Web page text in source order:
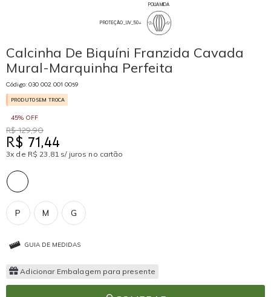
PROTEÇÃO_UV_50+
POLIAMIDA
Calcinha De Biquíni Franzida Cavada
Mural-Marquinha Perfeita
Código: 030 002 001 0059
PRODUTO SEM TROCA
45% OFF
R$ 129,90
R$ 71,44
3x de R$ 23,81 s/ juros no cartão
G
M
P
GUIA DE MEDIDAS
Adicionar Embalagem para presente